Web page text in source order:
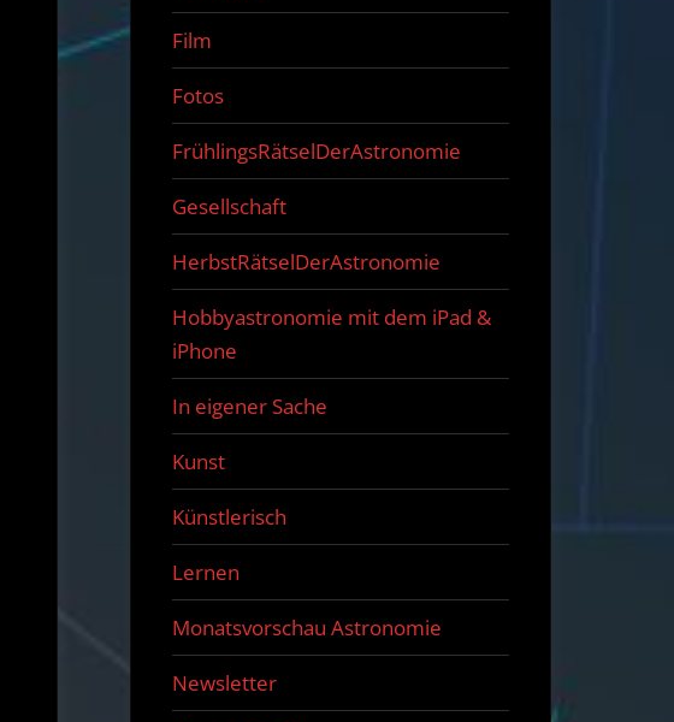
Film
Fotos
FrühlingsRätselDerAstronomie
Gesellschaft
HerbstRätselDerAstronomie
Hobbyastronomie mit dem iPad &
iPhone
In eigener Sache
Kunst
Künstlerisch
Lernen
Monatsvorschau Astronomie
Newsletter